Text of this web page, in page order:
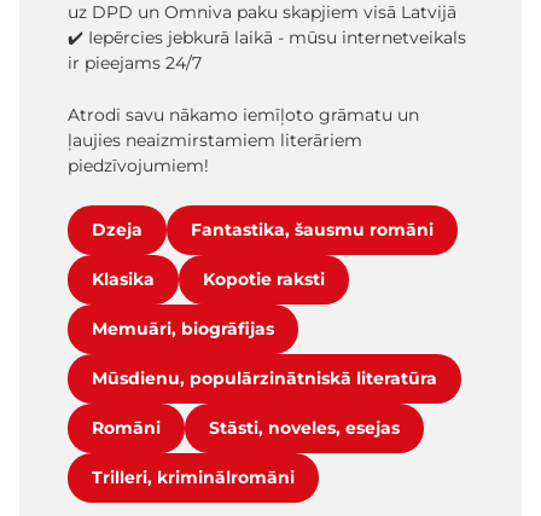
uz DPD un Omniva paku skapjiem visā Latvijā
✔️ Iepērcies jebkurā laikā - mūsu internetveikals
ir pieejams 24/7
Atrodi savu nākamo iemīļoto grāmatu un
ļaujies neaizmirstamiem literāriem
piedzīvojumiem!
Dzeja Fantastika, šausmu romāni
Klasika Kopotie raksti
Memuāri, biogrāfijas
Mūsdienu, populārzinātniskā literatūra
Romāni Stāsti, noveles, esejas
Trilleri, kriminālromāni